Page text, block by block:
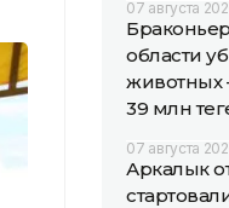
07 августа
области
животных
39 млн
07 августа
Аркалык